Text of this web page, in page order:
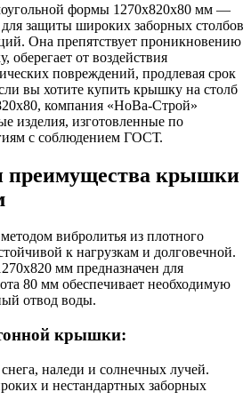
формы 1270x820x80 мм —
защиты широких заборных столбов
Она препятствует проникновению
оберегает от воздействия
повреждений, продлевая срок
вы хотите купить крышку на столб
компания «НоВа-Строй»
изделия, изготовленные по
с соблюдением ГОСТ.
преимущества крышки
вибролитья из плотного
к нагрузкам и долговечной.
мм предназначен для
80 мм обеспечивает необходимую
отвод воды.
крышки:
наледи и солнечных лучей.
и нестандартных заборных